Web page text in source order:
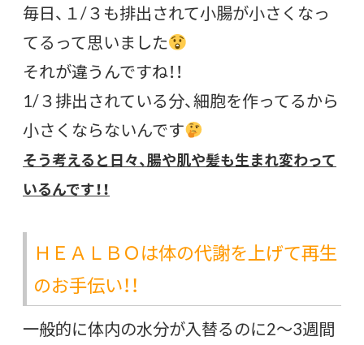
毎日、１/３も排出されて小腸が小さくなっ
てるって思いました
それが違うんですね！！
1/３排出されている分、細胞を作ってるから
小さくならないんです
そう考えると日々、腸や肌や髪も生まれ変わって
いるんです！！
ＨＥＡＬＢＯは体の代謝を上げて再生
のお手伝い！！
一般的に体内の水分が入替るのに2～3週間